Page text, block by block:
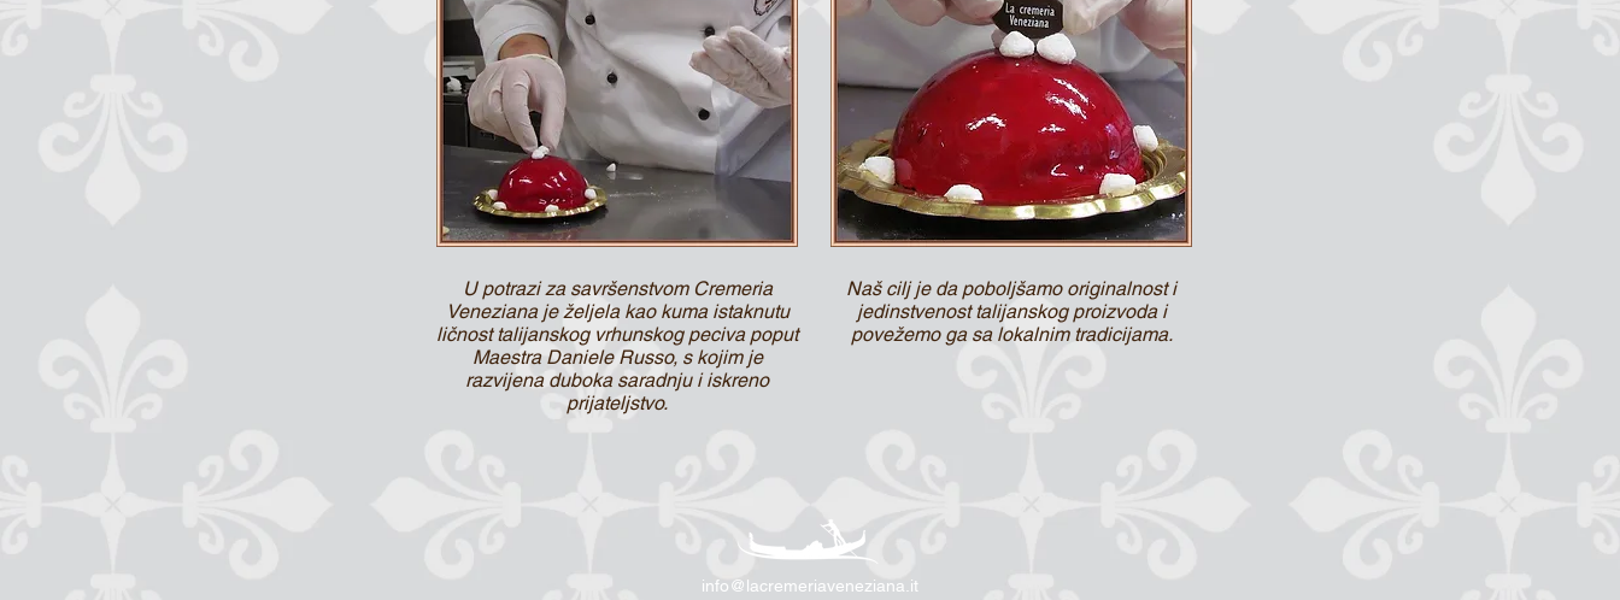
U potrazi za savršenstvom Cremeria
Veneziana je željela kao kuma istaknutu
ličnost talijanskog vrhunskog peciva poput
Maestra Daniele Russo, s kojim je
razvijena duboka saradnju i iskreno
prijateljstvo.
Naš cilj je da poboljšamo originalnost i
jedinstvenost talijanskog proizvoda i
povežemo ga sa lokalnim tradicijama.
info@lacremeriaveneziana.it